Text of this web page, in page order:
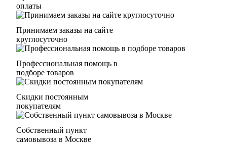
оплаты
Принимаем заказы на сайте
круглосуточно
Профессиональная помощь в
подборе товаров
Скидки постоянным
покупателям
Собственный пункт
самовывоза в Москве